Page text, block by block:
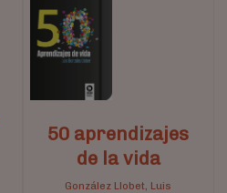
50 aprendizajes
de la vida
González Llobet, Luis